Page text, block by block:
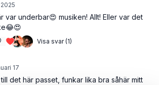
var underbar😍 musiken! Allt! Eller var det
Visa svar (1)
17
det här passet, funkar lika bra såhär mitt